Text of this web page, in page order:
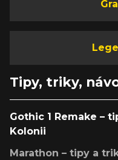
Tipy, triky,
Gothic 1 Remake –
Kolonii
Marathon – tipy a